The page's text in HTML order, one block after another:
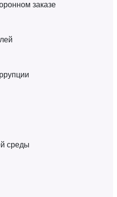
заказе
среды